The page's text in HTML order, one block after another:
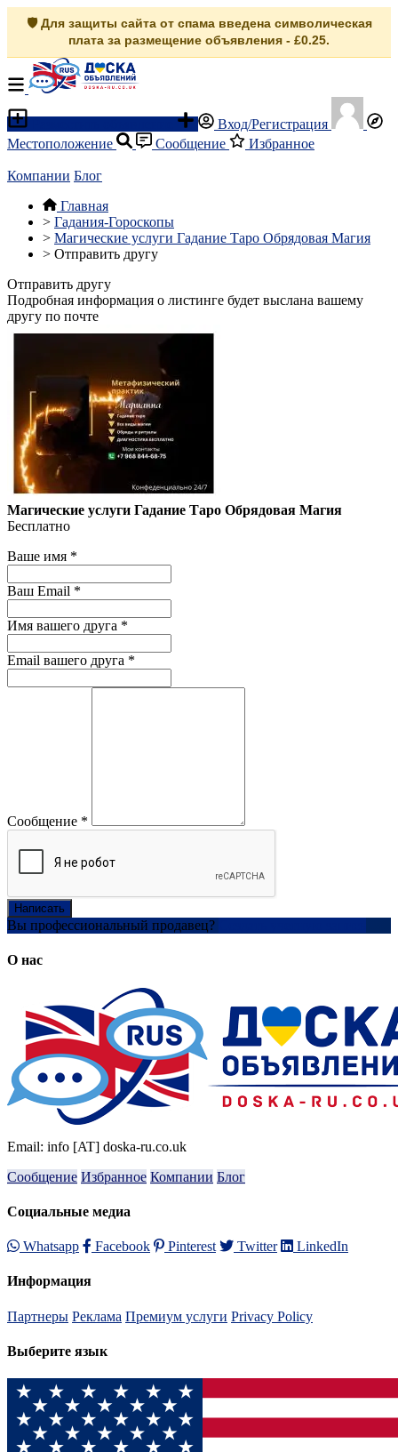
🛡️ Для защиты сайта от спама введена символическая
плата за размещение объявления - £0.25.
Вход/Регистрация
Местоположение
Сообщение Избранное
Компании Блог
Главная
> Гадания-Гороскопы
> Магические услуги Гадание Таро Обрядовая Магия
> Отправить другу
Отправить другу
Подробная информация о листинге будет выслана вашему
другу по почте
Магические услуги Гадание Таро Обрядовая Магия
Бесплатно
Ваше имя *
Ваш Email *
Имя вашего друга *
Email вашего друга *
Сообщение *
Написать
Вы профессиональный продавец?
О нас
Email: info [AT] doska-ru.co.uk
Сообщение Избранное Компании Блог
Социальные медиа
Whatsapp Facebook Pinterest Twitter LinkedIn
Информация
Партнеры Реклама Премиум услуги Privacy Policy
Выберите язык